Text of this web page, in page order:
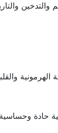
تزال فيها الأنظمة
حادة